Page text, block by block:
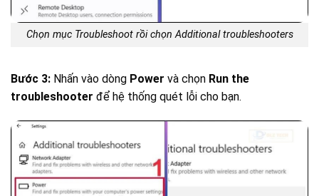
Chọn mục Troubleshoot rồi chọn Additional troubleshooters
Bước 3: Nhấn vào dòng Power và chọn Run the
troubleshooter để hệ thống quét lỗi cho bạn.